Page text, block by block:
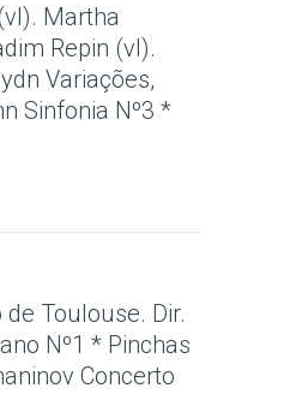
Martha
Repin (vl).
Variações,
Sinfonia Nº3 *
Toulouse. Dir.
Nº1 * Pinchas
Concerto